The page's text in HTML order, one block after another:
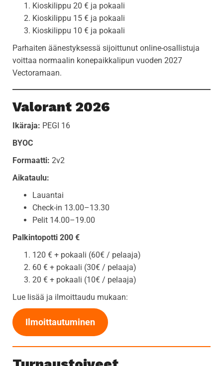
Kioskilippu 20 € ja pokaali
Kioskilippu 15 € ja pokaali
Kioskilippu 10 € ja pokaali
Parhaiten äänestyksessä sijoittunut online-osallistuja
voittaa normaalin konepaikkalipun vuoden 2027
Vectoramaan.
Valorant 2026
Ikäraja: PEGI 16
BYOC
Formaatti: 2v2
Aikataulu:
Lauantai
Check-in 13.00–13.30
Pelit 14.00–19.00
Palkintopotti 200 €
120 € + pokaali (60€ / pelaaja)
60 € + pokaali (30€ / pelaaja)
20 € + pokaali (10€ / pelaaja)
Lue lisää ja ilmoittaudu mukaan:
Ilmoittautuminen